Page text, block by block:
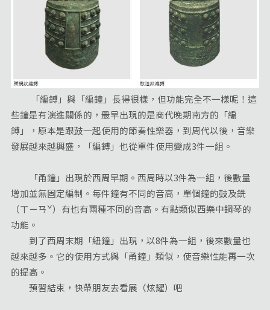
「編鎛」與「編鐘」長得很樣，但功能完全不一樣呢！這
些鐘是有演進關係的，最早出現的是商代晚期南方的「編
鎛」，原本是跟鼓一起使用的節奏性樂器，到周代以後，音樂
發展越來越興盛，「編鎛」也從單件使用變成3件一組。
「甬鐘」出現於西周早期。西周時以3件為一組，後數量
增加並無固定編制。每件鐘有不同的音高，單個鐘的鼓及銑
（ㄒㄧㄢˇ）有也有兩種不同的音高。有點類似西樂中鋼琴的
功能。
到了西周末期「紐鐘」出現，以8件為一組，後來數量也
越來越多。它的使用方式與「甬鐘」類似，使音樂性能再一次
的提高。
預習結束，快帶朋友去看展（炫耀）吧